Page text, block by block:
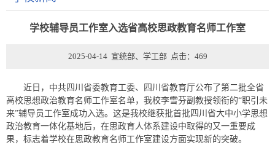
学校辅导员工作室入选省高校思政教育名师工作室
2025-04-14 宣统部、学工部 点击： 469
近日，中共四川省委教育工委、四川省教育厅公布了第二批全省
高校思想政治教育名师工作室名单，我校李雪芬副教授领衔的“职引未
来”辅导员工作室成功入选。这是我校继获批首批四川省大中小学思想
政治教育一体化基地后，在思政育人体系建设中取得的又一重要成
果，标志着学校在思政教育名师工作室建设方面实现新的突破。